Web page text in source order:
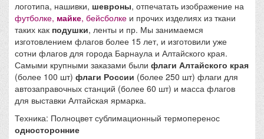
логотипа, нашивки, шевроны, отпечатать изображение на
футболке, майке, бейсболке и прочих изделиях из ткани
таких как подушки, ленты и пр. Мы занимаемся
изготовлением флагов более 15 лет, и изготовили уже
сотни флагов для города Барнаула и Алтайского края.
Самыми крупными заказами были флаги Алтайского края
(более 100 шт) флаги России (более 250 шт) флаги для
автозаправочных станций (более 60 шт) и масса флагов
для выставки Алтайская ярмарка.
Техника: Полноцвет сублимационный термоперенос
односторонние